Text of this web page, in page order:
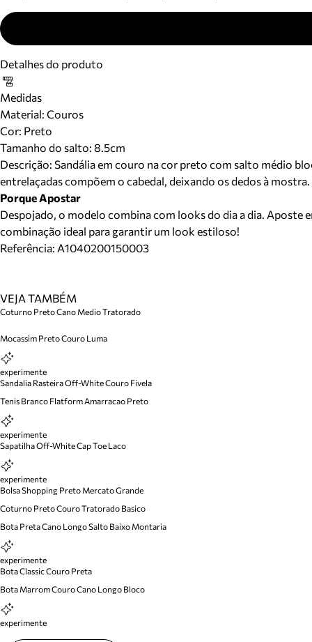
Detalhes do produto
Medidas
Material: Couros
Cor: Preto
Tamanho do salto: 8.5cm
Descrição: Sandália em couro na cor preto com salto médio
entrelaçadas compõem o cabedal, deixando os dedos à mostra.
Porque Apostar
Despojado, o modelo combina com looks do dia a dia. Aposte
combinação ideal para garantir um look estiloso!
Referência: A1040200150003
VEJA TAMBÉM
Coturno Preto Cano Medio Tratorado
Mocassim Preto Couro Luma
experimente
Sandalia Rasteira Off-White Couro Fivela
Tenis Branco Flatform Amarracao Preto
experimente
Sapatilha Off-White Cap Toe Laco
experimente
Bolsa Shopping Preto Mercato Grande
Coturno Preto Couro Tratorado Basico
Bota Preta Cano Longo Salto Baixo Montaria
experimente
Bota Classic Couro Preta
Bota Marrom Couro Cano Longo Bloco
experimente